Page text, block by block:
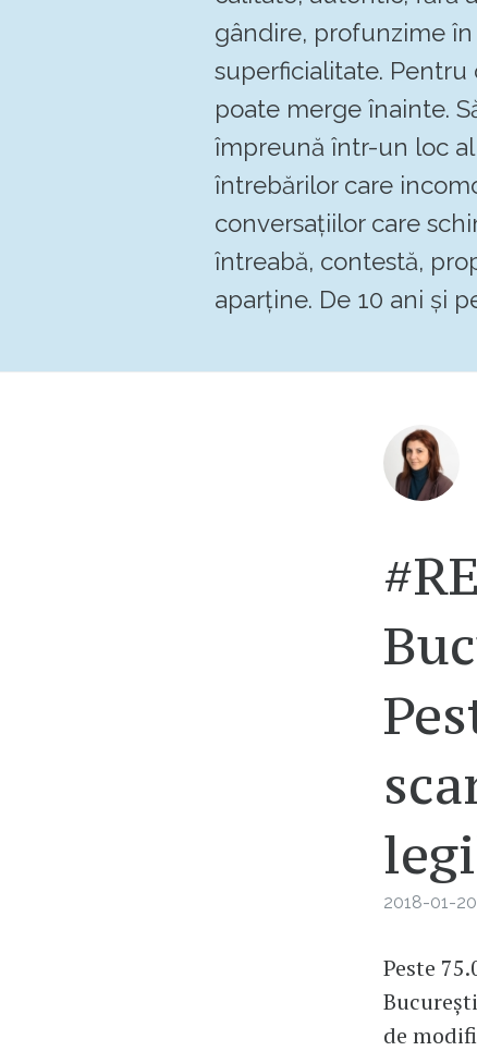
gândire, profunzime
superficialitate. Pentru
poate merge înainte.
împreună într-un loc
întrebărilor care
conversațiilor care
întreabă, contestă,
aparține. De 10 ani și
2018-01-
Peste
de